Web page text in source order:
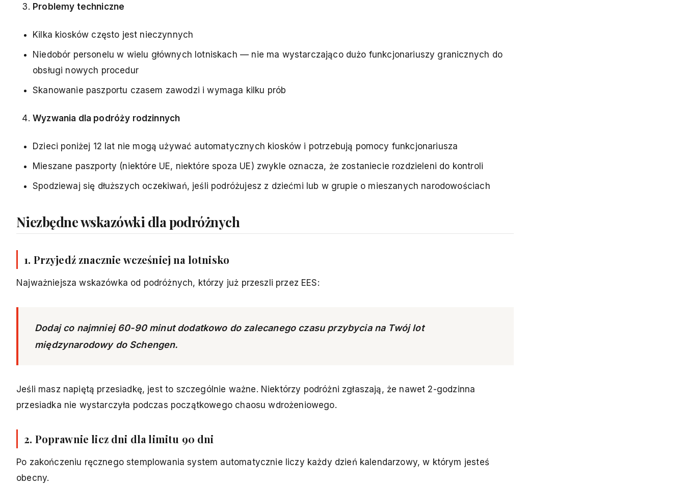
Problemy techniczne
Kilka kiosków często jest nieczynnych
Niedobór personelu w wielu głównych lotniskach — nie ma wystarczająco dużo funkcjonariuszy granicznych do
obsługi nowych procedur
Skanowanie paszportu czasem zawodzi i wymaga kilku prób
Wyzwania dla podróży rodzinnych
Dzieci poniżej 12 lat nie mogą używać automatycznych kiosków i potrzebują pomocy funkcjonariusza
Mieszane paszporty (niektóre UE, niektóre spoza UE) zwykle oznacza, że zostaniecie rozdzieleni do kontroli
Spodziewaj się dłuższych oczekiwań, jeśli podróżujesz z dziećmi lub w grupie o mieszanych narodowościach
Niezbędne wskazówki dla podróżnych
1. Przyjedź znacznie wcześniej na lotnisko
Najważniejsza wskazówka od podróżnych, którzy już przeszli przez EES:
Dodaj co najmniej 60-90 minut dodatkowo do zalecanego czasu przybycia na Twój lot
międzynarodowy do Schengen.
Jeśli masz napiętą przesiadkę, jest to szczególnie ważne. Niektórzy podróżni zgłaszają, że nawet 2-godzinna
przesiadka nie wystarczyła podczas początkowego chaosu wdrożeniowego.
2. Poprawnie licz dni dla limitu 90 dni
Po zakończeniu ręcznego stemplowania system automatycznie liczy każdy dzień kalendarzowy, w którym jesteś
obecny.